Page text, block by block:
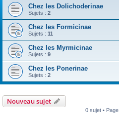
Chez les Dolichoderinae
Sujets : 2
Chez les Formicinae
Sujets : 11
Chez les Myrmicinae
Sujets : 9
Chez les Ponerinae
Sujets : 2
Nouveau sujet
0 sujet • Page